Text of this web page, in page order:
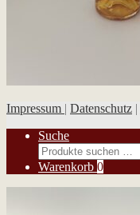
Impressum | Datenschutz |
Suche
Suchen
nach:
Warenkorb 0